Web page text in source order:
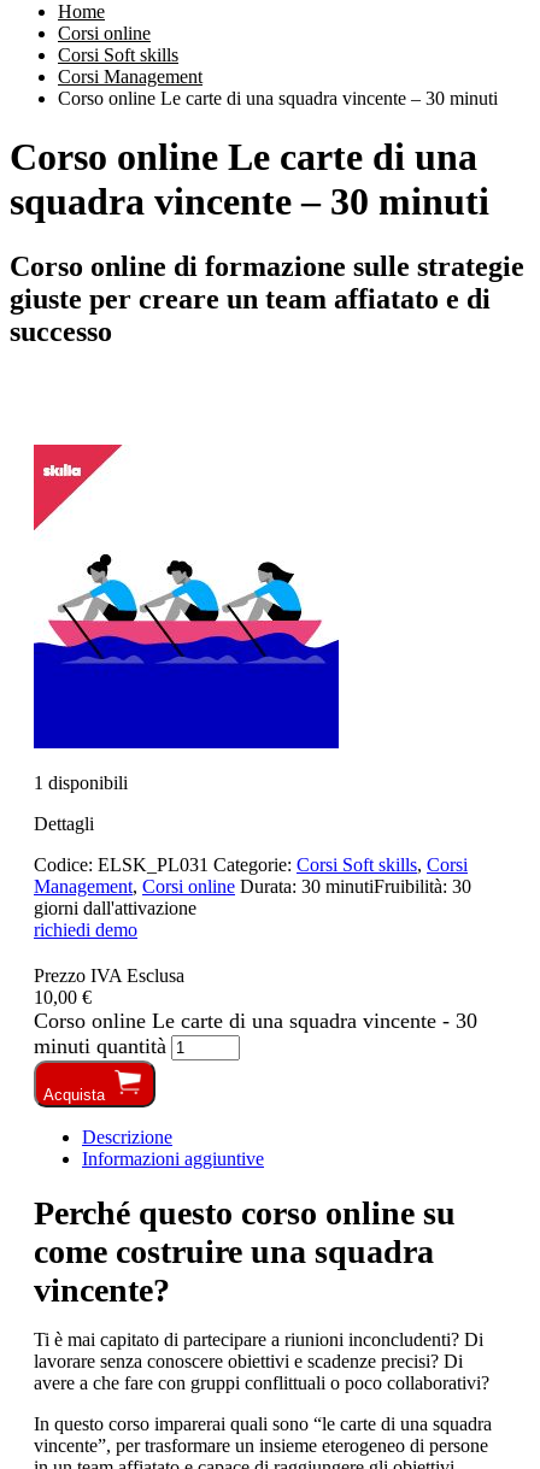
Home
Corsi online
Corsi Soft skills
Corsi Management
Corso online Le carte di una squadra vincente – 30 minuti
Corso online Le carte di una
squadra vincente – 30 minuti
Corso online di formazione sulle strategie
giuste per creare un team affiatato e di
successo
1 disponibili
Dettagli
Codice: ELSK_PL031 Categorie: Corsi Soft skills, Corsi
Management, Corsi online Durata: 30 minutiFruibilità: 30
giorni dall'attivazione
richiedi demo
Prezzo IVA Esclusa
10,00 €
Corso online Le carte di una squadra vincente - 30
minuti quantità
Acquista
Descrizione
Informazioni aggiuntive
Perché questo corso online su
come costruire una squadra
vincente?
Ti è mai capitato di partecipare a riunioni inconcludenti? Di
lavorare senza conoscere obiettivi e scadenze precisi? Di
avere a che fare con gruppi conflittuali o poco collaborativi?
In questo corso imparerai quali sono “le carte di una squadra
vincente”, per trasformare un insieme eterogeneo di persone